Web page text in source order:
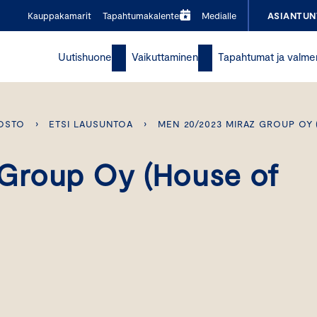
Kauppakamarit Tapahtumakalenteri Medialle
Uutishuone Vaikuttaminen Tapahtumat ja
› ETSI LAUSUNTOA › MEN 20/2023 MIRAZ GROUP
Oy (House of